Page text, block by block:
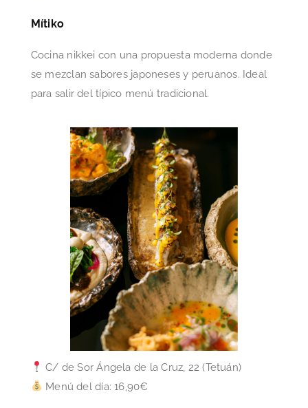
Mítiko
Cocina nikkei con una propuesta moderna donde
se mezclan sabores japoneses y peruanos. Ideal
para salir del típico menú tradicional.
C/ de Sor Ángela de la Cruz, 22 (Tetuán)
Menú del día: 16,90€